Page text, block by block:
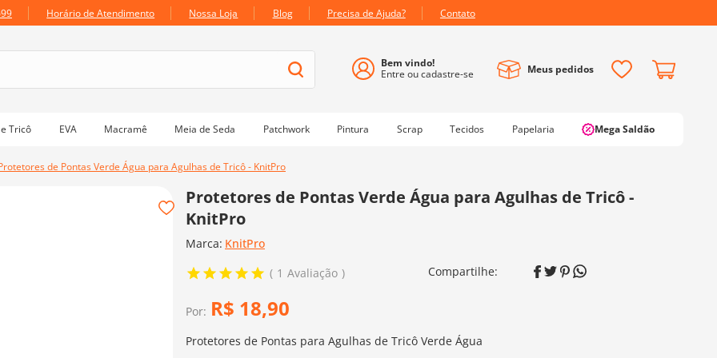
Horário de Atendimento Nossa Loja Blog Precisa de Ajuda? Contato
Meus pedidos
Tricô EVA Macramê Meia de Seda Patchwork Pintura Scrap Tecidos Papelaria Mega Saldão
de Pontas Verde Água para Agulhas de Tricô - KnitPro
Protetores de Pontas Verde Água para Agulhas de Tricô -
KnitPro
Marca: KnitPro
1 Avaliação
Por: R$ 18,90
Protetores de Pontas para Agulhas de Tricô Verde Água